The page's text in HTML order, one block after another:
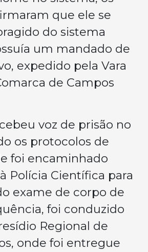
que ele se
do sistema
um mandado de
expedido pela Vara
de Campos
voz de prisão no
os protocolos de
foi encaminhado
Polícia Científica para
exame de corpo de
foi conduzido
Regional de
onde foi entregue